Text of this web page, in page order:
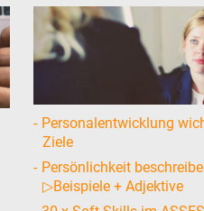
Personalentwicklung
Ziele
Persönlichkeit
▷Beispiele + Adjektive